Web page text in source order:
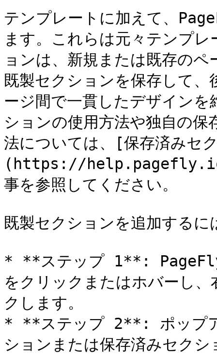
テンプレートに加えて、
ます。これらは元々テンプ
ョンは、新規または既存の
既製セクションを保存して
ージ間で一貫したデザイン
ションの使用方法や独自の
法については、[保存済みセ
(https://
事を参照してください。
既製セクションを追加するに
* **ステップ 1**: PageFly
をクリックまたはホバーし
クします。
* **ステップ 2**: ポップア
ションまたは保存済みセク